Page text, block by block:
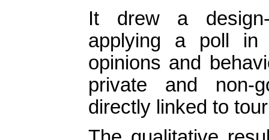
It drew a design-
applying a poll in
opinions and
private and non-
directly linked to